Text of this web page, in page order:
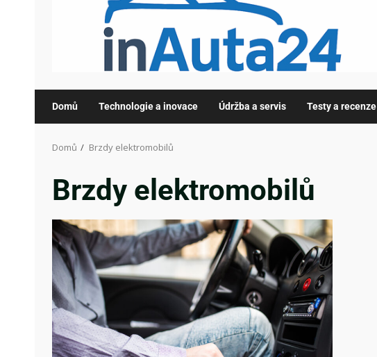
Domů Technologie a inovace Údržba a servis Testy a recenze
Domů Brzdy elektromobilů
Brzdy elektromobilů